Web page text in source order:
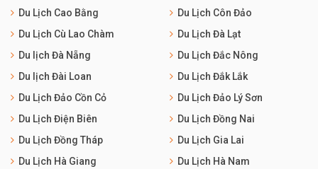
Du Lịch Cao Bằng
Du Lịch Côn Đảo
Du Lịch Cù Lao Chàm
Du Lịch Đà Lạt
Du lịch Đà Nẵng
Du Lịch Đắc Nông
Du lịch Đài Loan
Du Lịch Đắk Lắk
Du Lịch Đảo Cồn Cỏ
Du Lịch Đảo Lý Sơn
Du Lịch Điện Biên
Du Lịch Đồng Nai
Du Lịch Đồng Tháp
Du Lịch Gia Lai
Du Lịch Hà Giang
Du Lịch Hà Nam